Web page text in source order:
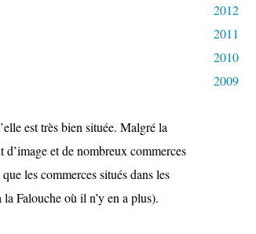
est très bien située. Malgré la
et de nombreux commerces
les commerces situés dans les
Falouche où il n’y en a plus).
2012
2011
2010
2009